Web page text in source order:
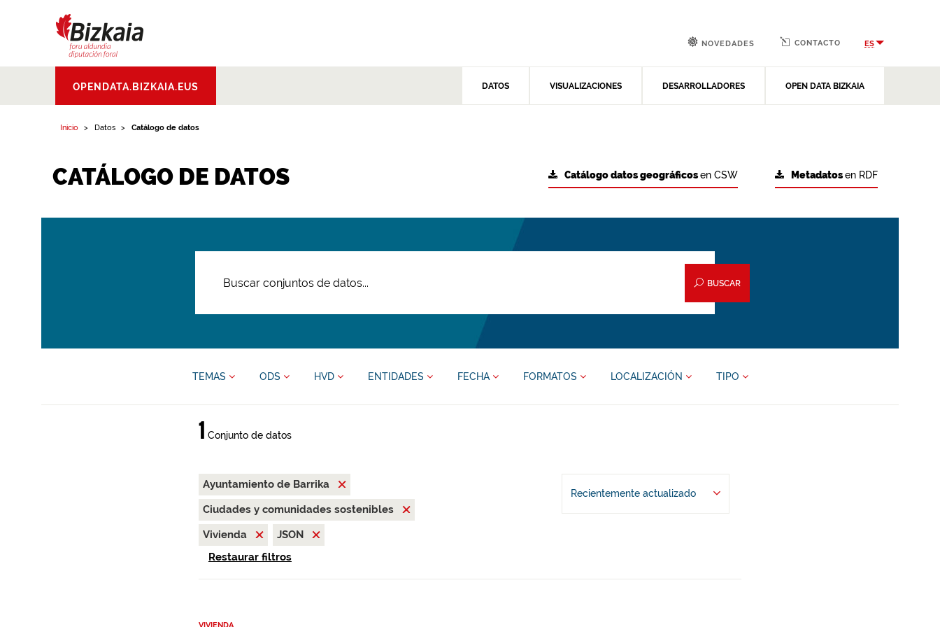
Aldundia.Diputacion
Foral de Bizkaia
OPENDATA.BIZKAIA.EUS DATOS VISUALIZACIONES DESARROLLADORES OPEN DATA BIZKAIA
NOVEDADES CONTACTO ES
Inicio Datos Catálogo de datos
CATÁLOGO DE DATOS Metadatosen RDF
Catálogo datos geográficosen CSW
BUSCAR
TEMAS ODS HVD ENTIDADES FECHA FORMATOS LOCALIZACIÓN TIPO
1 Conjunto de datos
Ayuntamiento de Barrika
Ciudades y comunidades sostenibles
Vivienda
JSON
Restaurar filtros
Recientemente actualizado